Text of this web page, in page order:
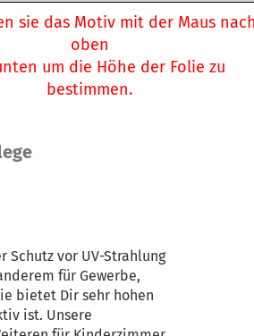
sie das Motiv mit der Maus nach
oben
um die Höhe der Folie zu
bestimmen.
vor UV-Strahlung
für Gewerbe,
bietet Dir sehr hohen
ist. Unsere